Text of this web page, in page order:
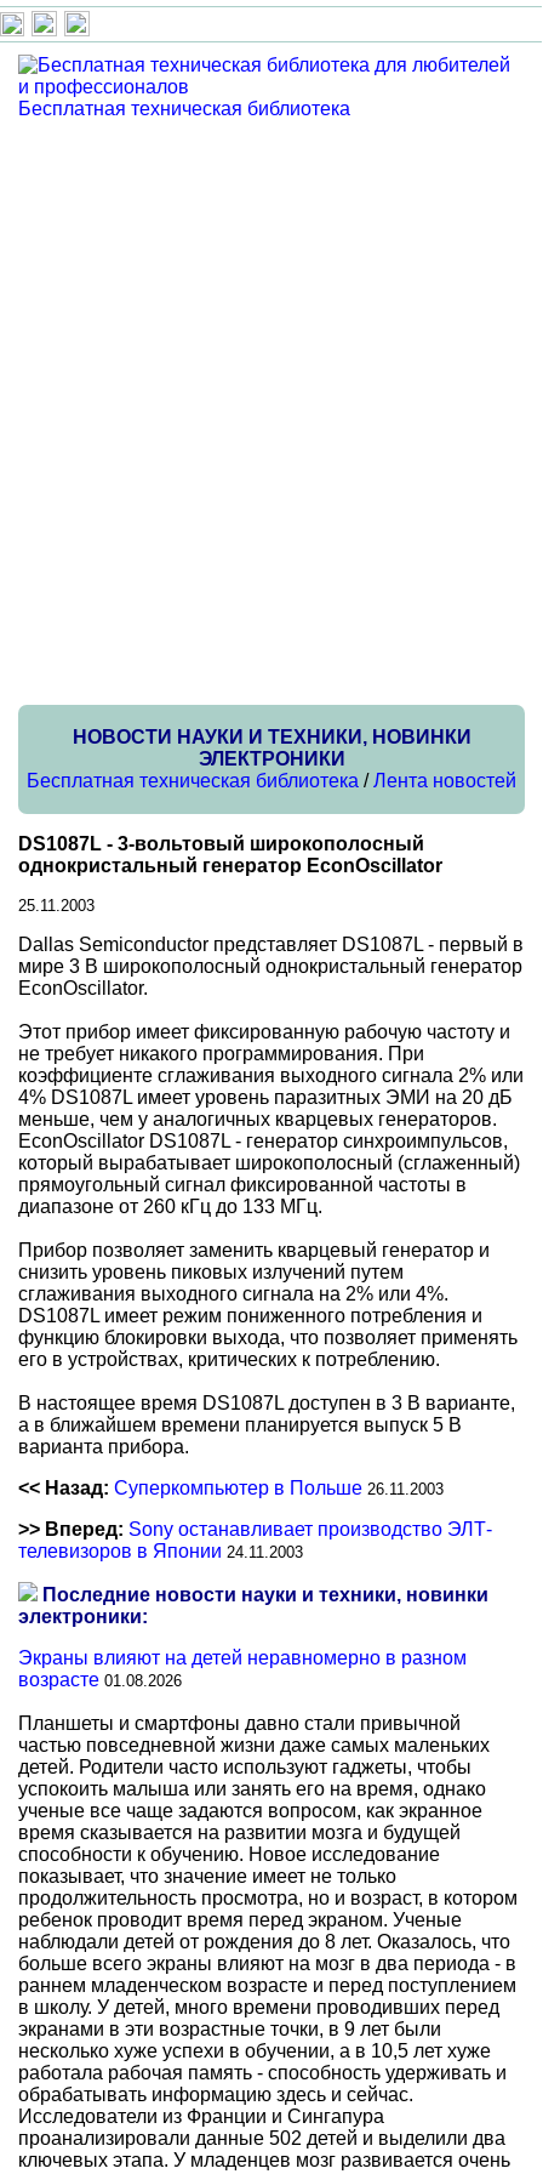
Бесплатная техническая библиотека
НОВОСТИ НАУКИ И ТЕХНИКИ, НОВИНКИ
ЭЛЕКТРОНИКИ
Бесплатная техническая библиотека /Лента новостей
DS1087L - 3-вольтовый широкополосный
однокристальный генератор EconOscillator
25.11.2003
Dallas Semiconductor представляет DS1087L - первый в
мире 3 В широкополосный однокристальный генератор
EconOscillator.
Этот прибор имеет фиксированную рабочую частоту и
не требует никакого программирования. При
коэффициенте сглаживания выходного сигнала 2% или
4% DS1087L имеет уровень паразитных ЭМИ на 20 дБ
меньше, чем у аналогичных кварцевых генераторов.
EconOscillator DS1087L - генератор синхроимпульсов,
который вырабатывает широкополосный (сглаженный)
прямоугольный сигнал фиксированной частоты в
диапазоне от 260 кГц до 133 МГц.
Прибор позволяет заменить кварцевый генератор и
снизить уровень пиковых излучений путем
сглаживания выходного сигнала на 2% или 4%.
DS1087L имеет режим пониженного потребления и
функцию блокировки выхода, что позволяет применять
его в устройствах, критических к потреблению.
В настоящее время DS1087L доступен в 3 В варианте,
а в ближайшем времени планируется выпуск 5 В
варианта прибора.
<< Назад: Суперкомпьютер в Польше 26.11.2003
>> Вперед: Sony останавливает производство ЭЛТ-
телевизоров в Японии 24.11.2003
Последние новости науки и техники, новинки
электроники:
Экраны влияют на детей неравномерно в разном
возрасте 01.08.2026
Планшеты и смартфоны давно стали привычной
частью повседневной жизни даже самых маленьких
детей. Родители часто используют гаджеты, чтобы
успокоить малыша или занять его на время, однако
ученые все чаще задаются вопросом, как экранное
время сказывается на развитии мозга и будущей
способности к обучению. Новое исследование
показывает, что значение имеет не только
продолжительность просмотра, но и возраст, в котором
ребенок проводит время перед экраном. Ученые
наблюдали детей от рождения до 8 лет. Оказалось, что
больше всего экраны влияют на мозг в два периода - в
раннем младенческом возрасте и перед поступлением
в школу. У детей, много времени проводивших перед
экранами в эти возрастные точки, в 9 лет были
несколько хуже успехи в обучении, а в 10,5 лет хуже
работала рабочая память - способность удерживать и
обрабатывать информацию здесь и сейчас.
Исследователи из Франции и Сингапура
проанализировали данные 502 детей и выделили два
ключевых этапа. У младенцев мозг развивается очень